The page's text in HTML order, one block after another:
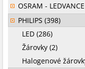
OSRAM -
PHILIPS (398)
LED (286)
Žárovky (2)
Halogenové